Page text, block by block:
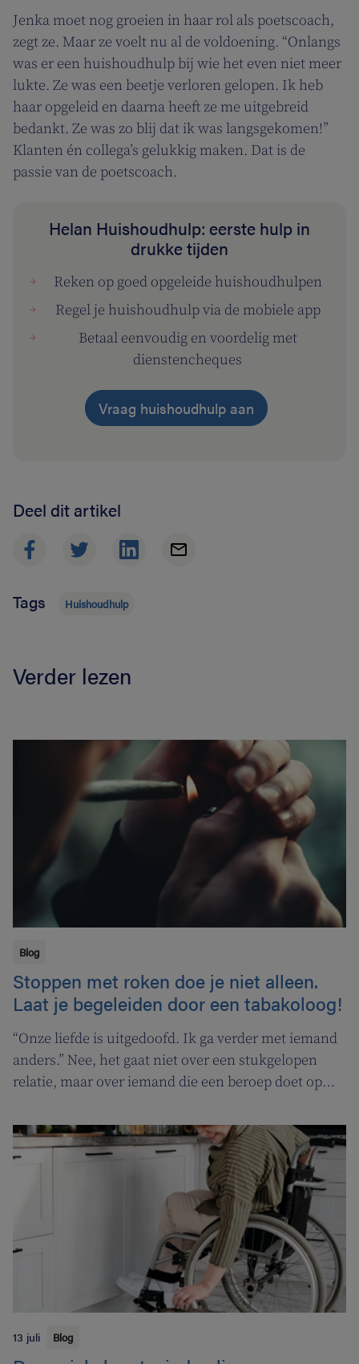
Jenka moet nog groeien in haar rol als poetscoach,
zegt ze. Maar ze voelt nu al de voldoening. “Onlangs
was er een huishoudhulp bij wie het even niet meer
lukte. Ze was een beetje verloren gelopen. Ik heb
haar opgeleid en daarna heeft ze me uitgebreid
bedankt. Ze was zo blij dat ik was langsgekomen!”
Klanten én collega’s gelukkig maken. Dat is de
passie van de poetscoach.
Helan Huishoudhulp: eerste hulp in
drukke tijden
Reken op goed opgeleide huishoudhulpen
Regel je huishoudhulp via de mobiele app
Betaal eenvoudig en voordelig met
dienstencheques
Vraag huishoudhulp aan
Deel dit artikel
Tags Huishoudhulp
Verder lezen
Blog
Stoppen met roken doe je niet alleen.
Laat je begeleiden door een tabakoloog!
“Onze liefde is uitgedoofd. Ik ga verder met iemand
anders.” Nee, het gaat niet over een stukgelopen
relatie, maar over iemand die een beroep doet op
Vlaamse overheid pakt uit met een nieuwe
campagne om rookstopbegeleiding door
13 juli Blog